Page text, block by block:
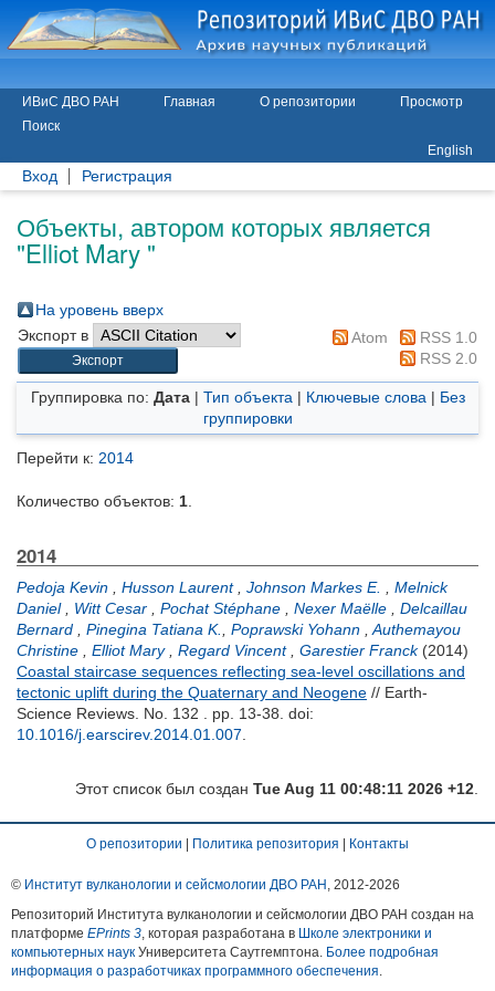
ИВиС ДВО РАН Главная О репозитории
Просмотр
Поиск
English
Вход Регистрация
Объекты, автором которых является
"Elliot Mary "
На уровень вверх
Экспорт в
Atom
RSS 1.0
RSS 2.0
Группировка по: Дата| Тип объекта | Ключевые слова | Без
группировки
Перейти к: 2014
Количество объектов: 1
2014
Pedoja Kevin Husson Laurent Johnson Markes E.
Melnick
Daniel
Witt Cesar Pochat Stéphane Nexer Maëlle
Delcaillau
Bernard
Pinegina Tatiana K. Poprawski Yohann
Authemayou
Christine
Elliot Mary Regard Vincent Garestier Franck (2014)
Coastal staircase sequences reflecting sea-level oscillations and
tectonic uplift during the Quaternary and Neogene // Earth-
Science Reviews. No. 132 . pp. 13-38. doi:
10.1016/j.earscirev.2014.01.007
Этот список был создан Tue Aug 11 00:48:11 2026 +12
О репозитории Политика репозитория Контакты
© Институт вулканологии и сейсмологии ДВО РАН , 2012-2026
Репозиторий Института вулканологии и сейсмологии ДВО РАН создан на
платформе EPrints 3, которая разработана в Школе электроники и
компьютерных наук Университета Саутгемптона. Более подробная
информация о разработчиках программного обеспечения.